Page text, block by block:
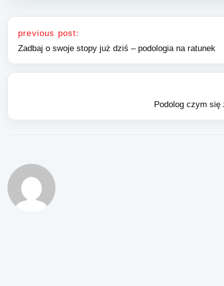
Nawigacja wpisu
previous post:
Zadbaj o swoje stopy już dziś – podologia na ratunek
Podolog czym